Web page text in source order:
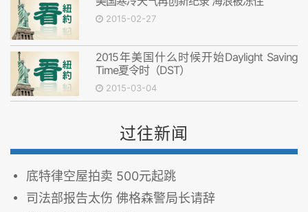
2015-02-27
2015年美国什么时候开始Daylight Saving
Time夏令时（DST）
2015-03-04
过往新闻
底特律空屋拍卖 500元起跳
司法部报告太伤 佛格森警局长请辞